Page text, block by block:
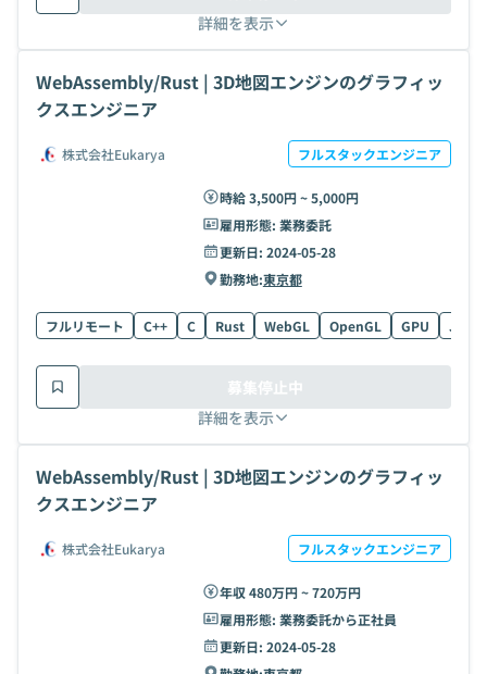
詳細を表示
WebAssembly/Rust | 3D地図エンジンのグラフィッ
クスエンジニア
株式会社Eukarya フルスタックエンジニア
時給 3,500円 ~ 5,000円
雇用形態: 業務委託
更新日: 2024-05-28
勤務地:東京都
フルリモート C++ C Rust WebGL OpenGL GPU
詳細を表示
募集停止中
WebAssembly/Rust | 3D地図エンジンのグラフィッ
クスエンジニア
株式会社Eukarya フルスタックエンジニア
年収 480万円 ~ 720万円
雇用形態: 業務委託から正社員
更新日: 2024-05-28